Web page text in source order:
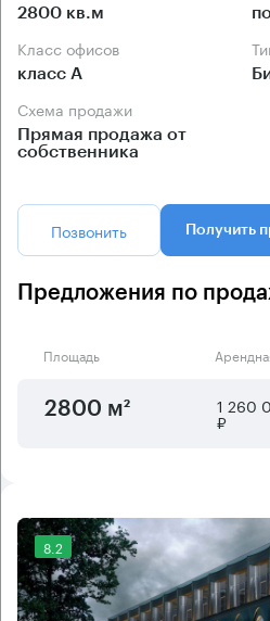
2800 кв.м
Класс офисов
класс А
Схема продажи
Прямая продажа от
собственника
Позвонить Получить
Предложения по
Площадь
2800 м² 1 260
₽
8.2